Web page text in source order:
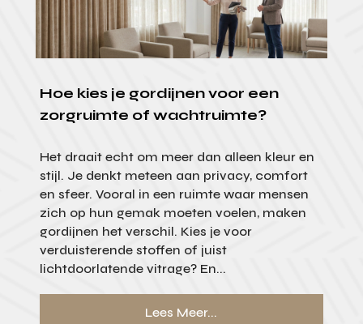
Hoe kies je gordijnen voor een
zorgruimte of wachtruimte?
Het draait echt om meer dan alleen kleur en
stijl. Je denkt meteen aan privacy, comfort
en sfeer. Vooral in een ruimte waar mensen
zich op hun gemak moeten voelen, maken
gordijnen het verschil. Kies je voor
verduisterende stoffen of juist
lichtdoorlatende vitrage? En...
Lees Meer...